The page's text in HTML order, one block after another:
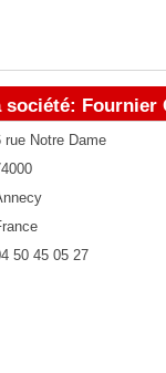
Fournier
rue Notre Dame
50 45 05 27